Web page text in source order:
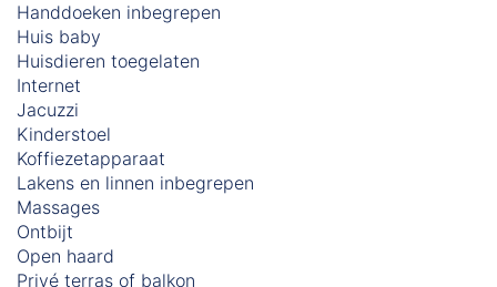
Handdoeken inbegrepen
Huis baby
Huisdieren toegelaten
Internet
Jacuzzi
Kinderstoel
Koffiezetapparaat
Lakens en linnen inbegrepen
Massages
Ontbijt
Open haard
Privé terras of balkon